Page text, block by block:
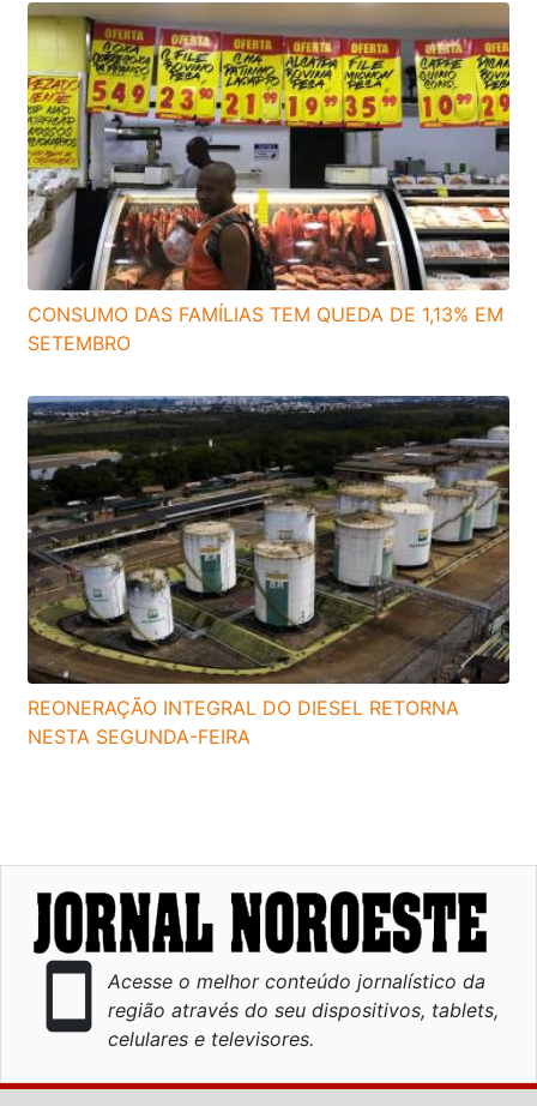
CONSUMO DAS FAMÍLIAS TEM QUEDA DE 1,13% EM
SETEMBRO
REONERAÇÃO INTEGRAL DO DIESEL RETORNA
NESTA SEGUNDA-FEIRA
smartphone
Acesse o melhor conteúdo jornalístico da
região através do seu dispositivos, tablets,
celulares e televisores.